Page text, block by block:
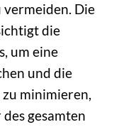
vermeiden. Die
die
um eine
und die
minimieren,
gesamten